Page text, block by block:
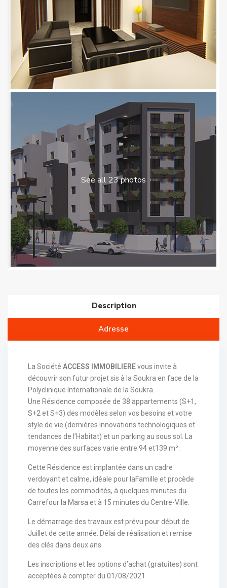
See all 23 photos
Description
Adresse
La Société ACCESS IMMOBILIEREvous invite à
découvrir son futur projet sis à la Soukra en face de la
Polyclinique Internationale de la Soukra.
Une Résidence composée de 38 appartements (S+1,
S+2 et S+3) des modèles selon vos besoins et votre
style de vie (dernières innovations technologiques et
tendances de l’Habitat) et un parking au sous sol. La
moyenne des surfaces varie entre 94 et139 m².
Cette Résidence est implantée dans un cadre
verdoyant et calme, idéale pour laFamille et procède
de toutes les commodités, à quelques minutes du
Carrefour la Marsa et à 15 minutes du Centre-Ville.
Le démarrage des travaux est prévu pour début de
Juillet de cette année. Délai de réalisation et remise
des clés dans deux ans.
Les inscriptions et les options d’achat (gratuites) sont
acceptées à compter du 01/08/2021.